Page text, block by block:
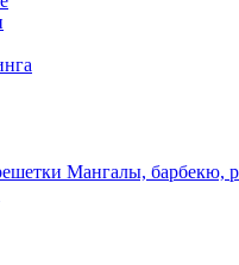
Мангалы, барбекю,